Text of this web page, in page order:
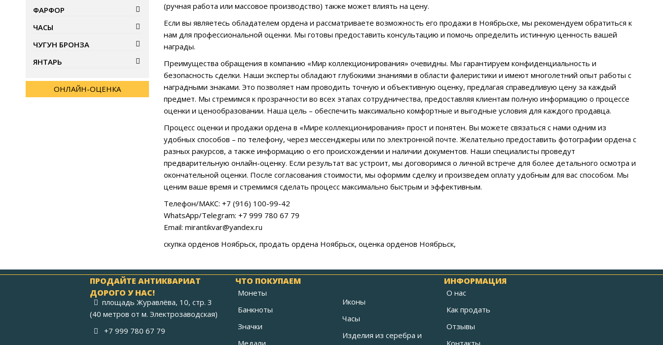
(ручная работа или массовое производство) также может влиять на цену.
Если вы являетесь обладателем ордена и рассматриваете возможность его продажи в Ноябрьске, мы рекомендуем обратиться к
нам для профессиональной оценки. Мы готовы предоставить консультацию и помочь определить истинную ценность вашей
награды.
Преимущества обращения в компанию «Мир коллекционирования» очевидны. Мы гарантируем конфиденциальность и
безопасность сделки. Наши эксперты обладают глубокими знаниями в области фалеристики и имеют многолетний опыт работы с
наградными знаками. Это позволяет нам проводить точную и объективную оценку, предлагая справедливую цену за каждый
предмет. Мы стремимся к прозрачности во всех этапах сотрудничества, предоставляя клиентам полную информацию о процессе
оценки и ценообразовании. Наша цель – обеспечить максимально комфортные и выгодные условия для каждого продавца.
Процесс оценки и продажи ордена в «Мире коллекционирования» прост и понятен. Вы можете связаться с нами одним из
удобных способов – по телефону, через мессенджеры или по электронной почте. Желательно предоставить фотографии ордена с
разных ракурсов, а также информацию о его происхождении и наличии документов. Наши специалисты проведут
предварительную онлайн-оценку. Если результат вас устроит, мы договоримся о личной встрече для более детального осмотра и
окончательной оценки. После согласования стоимости, мы оформим сделку и произведем оплату удобным для вас способом. Мы
ценим ваше время и стремимся сделать процесс максимально быстрым и эффективным.
Телефон/МАКС: +7 (916) 100-99-42
WhatsApp/Telegram: +7 999 780 67 79
Email: mirantikvar@yandex.ru
скупка орденов Ноябрьск, продать ордена Ноябрьск, оценка орденов Ноябрьск,
ФАРФОР
ЧАСЫ
ЧУГУН БРОНЗА
ЯНТАРЬ
ОНЛАЙН-ОЦЕНКА
ПРОДАЙТЕ АНТИКВАРИАТ
ДОРОГО У НАС!
площадь Журавлёва, 10, стр. 3
(40 метров от м. Электрозаводская)
+7 999 780 67 79
ЧТО ПОКУПАЕМ
Монеты
Банкноты
Значки
Иконы
Часы
Изделия из серебра и
ИНФОРМАЦИЯ
О нас
Как продать
Отзывы